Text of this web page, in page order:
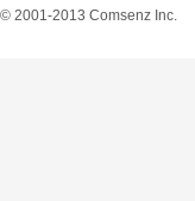
© 2001-2013 Comsenz Inc.